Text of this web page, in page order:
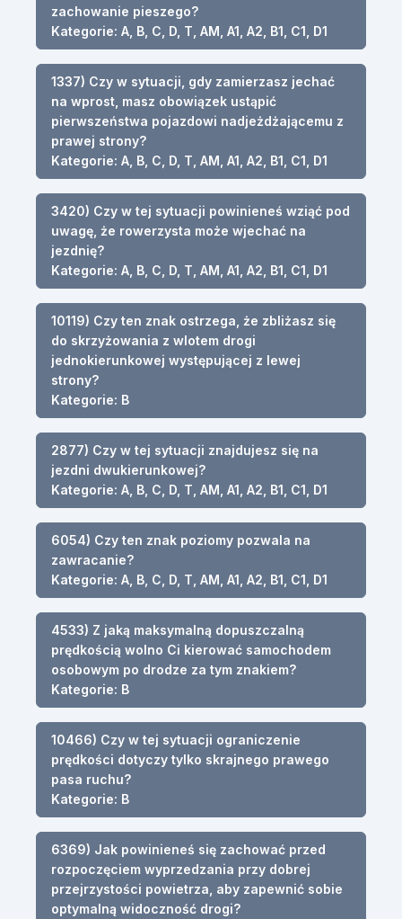
zachowanie pieszego?
Kategorie: A, B, C, D, T, AM, A1, A2, B1, C1, D1
1337) Czy w sytuacji, gdy zamierzasz jechać
na wprost, masz obowiązek ustąpić
pierwszeństwa pojazdowi nadjeżdżającemu z
prawej strony?
Kategorie: A, B, C, D, T, AM, A1, A2, B1, C1, D1
3420) Czy w tej sytuacji powinieneś wziąć pod
uwagę, że rowerzysta może wjechać na
jezdnię?
Kategorie: A, B, C, D, T, AM, A1, A2, B1, C1, D1
10119) Czy ten znak ostrzega, że zbliżasz się
do skrzyżowania z wlotem drogi
jednokierunkowej występującej z lewej
strony?
Kategorie: B
2877) Czy w tej sytuacji znajdujesz się na
jezdni dwukierunkowej?
Kategorie: A, B, C, D, T, AM, A1, A2, B1, C1, D1
6054) Czy ten znak poziomy pozwala na
zawracanie?
Kategorie: A, B, C, D, T, AM, A1, A2, B1, C1, D1
4533) Z jaką maksymalną dopuszczalną
prędkością wolno Ci kierować samochodem
osobowym po drodze za tym znakiem?
Kategorie: B
10466) Czy w tej sytuacji ograniczenie
prędkości dotyczy tylko skrajnego prawego
pasa ruchu?
Kategorie: B
6369) Jak powinieneś się zachować przed
rozpoczęciem wyprzedzania przy dobrej
przejrzystości powietrza, aby zapewnić sobie
optymalną widoczność drogi?